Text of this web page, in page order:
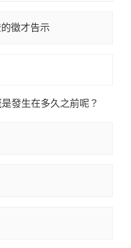
徵才告示
發生在多久之前呢？